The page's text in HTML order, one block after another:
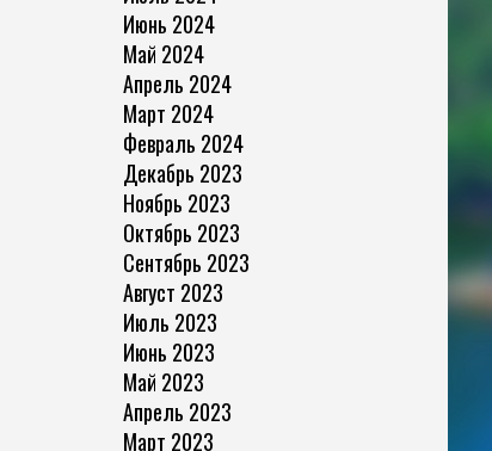
Июнь 2024
Май 2024
Апрель 2024
Март 2024
Февраль 2024
Декабрь 2023
Ноябрь 2023
Октябрь 2023
Сентябрь 2023
Август 2023
Июль 2023
Июнь 2023
Май 2023
Апрель 2023
Март 2023